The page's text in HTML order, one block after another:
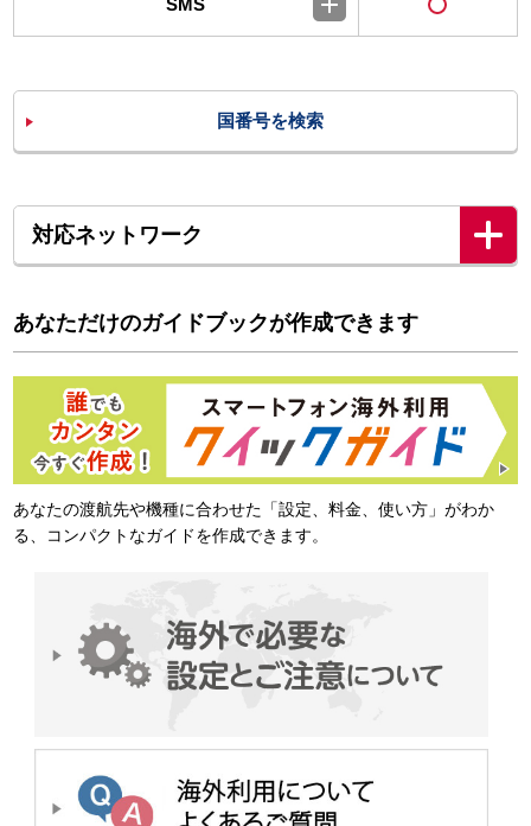
国番号を検索
対応ネットワーク
あなただけのガイドブックが作成できます
あなたの渡航先や機種に合わせた「設定、料金、使い方」がわか
る、コンパクトなガイドを作成できます。